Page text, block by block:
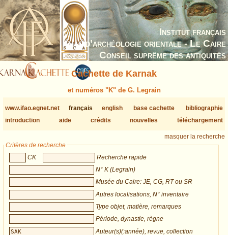
Institut français
d’archéologie orientale - Le Caire
Conseil suprême des antiquités
Cachette de Karnak
et numéros "K" de G. Legrain
www.ifao.egnet.net français english base cachette
bibliographie
introduction
aide crédits nouvelles téléchargement
masquer la recherche
Critères de recherche
CK
Recherche rapide
N° K (Legrain)
Musée du Caire: JE, CG, RT ou SR
Autres localisations, N° inventaire
Type objet, matière, remarques
Période, dynastie, règne
Auteur(s)(:année), revue, collection